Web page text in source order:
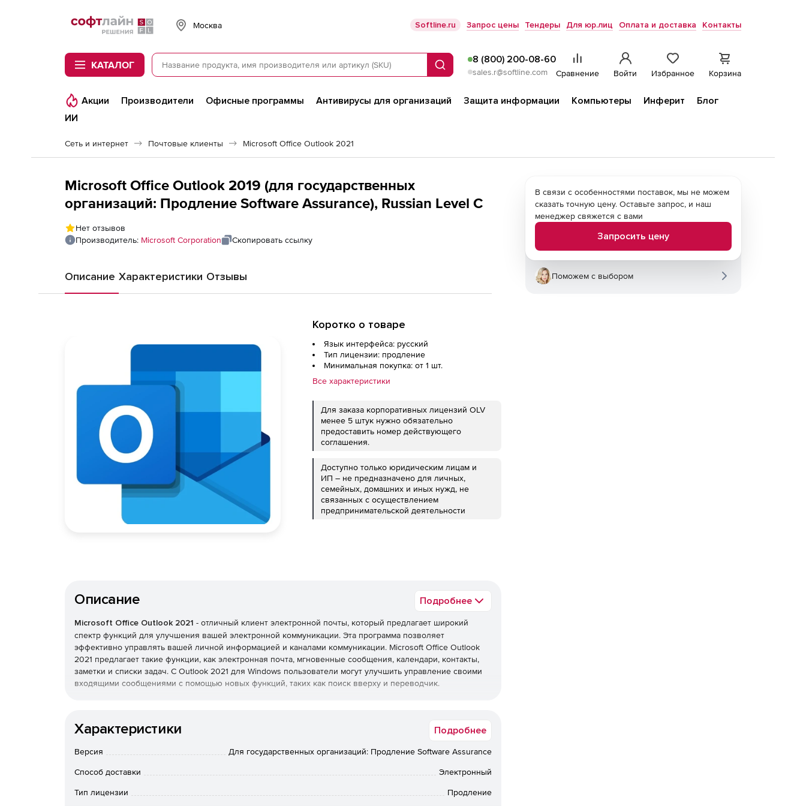
Softline
Москва Softline.ru Запрос цены Тендеры Для юр.лиц Оплата и доставка Контакты
КАТАЛОГ Поиск
8 (800) 200-08-60
sales.r@softline.com Сравнение Войти Избранное Корзина
Акции Производители Офисные программы Антивирусы для организаций Защита информации Компьютеры Инферит
Блог
ИИ
Сеть и интернет Почтовые клиенты Microsoft Office Outlook 2021
Microsoft Office Outlook 2019 (для государственных
организаций: Продление Software Assurance), Russian Level C
Нет отзывов
Производитель: Microsoft Corporation Скопировать ссылку
Описание Характеристики Отзывы
Коротко о товаре
Язык интерфейса: русский
Тип лицензии: продление
Минимальная покупка: от 1 шт.
Все характеристики
Для заказа корпоративных лицензий OLV
менее 5 штук нужно обязательно
предоставить номер действующего
соглашения.
Доступно только юридическим лицам и
ИП – не предназначено для личных,
семейных, домашних и иных нужд, не
связанных с осуществлением
предпринимательской деятельности
Описание Подробнее
Microsoft Office Outlook 2021 - отличный клиент электронной почты, который предлагает широкий
спектр функций для улучшения вашей электронной коммуникации. Эта программа позволяет
эффективно управлять вашей личной информацией и каналами коммуникации. Microsoft Office Outlook
2021 предлагает такие функции, как электронная почта, мгновенные сообщения, календари, контакты,
заметки и списки задач. С Outlook 2021 для Windows пользователи могут улучшить управление своими
входящими сообщениями с помощью новых функций, таких как поиск вверху и переводчик.
пользователи могут эффективно организовывать свою электронную почту, отдавая предпочтение
файлами из облака и оставаться связанными и продуктивными вне зависимости от своего
Характеристики Подробнее
Версия Для государственных организаций: Продление Software Assurance
Способ доставки Электронный
Тип лицензии Продление
В связи с особенностями поставок, мы не можем
сказать точную цену. Оставьте запрос, и наш
менеджер свяжется с вами
Запросить цену
Поможем с выбором